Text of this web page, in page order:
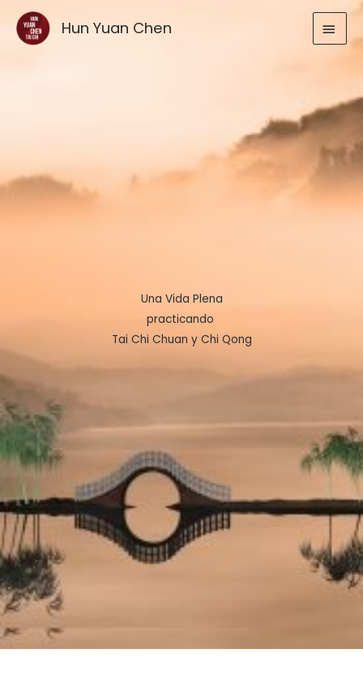
contenido
Hun Yuan Chen
Una Vida Plena
practicando
Tai Chi Chuan y Chi Qong